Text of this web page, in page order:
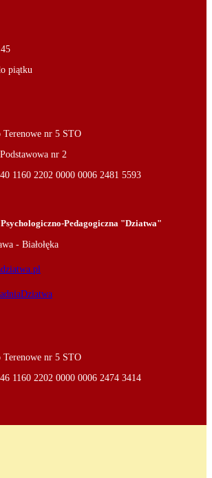
piątku
Terenowe nr 5 STO
Podstawowa nr 2
1160 2202 0000 0006 2481 5593
Pedagogiczna "Dziatwa"
- Białołęka
Terenowe nr 5 STO
1160 2202 0000 0006 2474 3414